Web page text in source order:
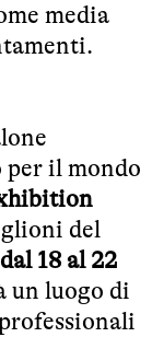
media
il mondo
del
18 al 22
un luogo di